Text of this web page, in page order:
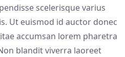
scelerisque varius
Ut euismod id auctor donec
accumsan lorem pharetra
blandit viverra laoreet